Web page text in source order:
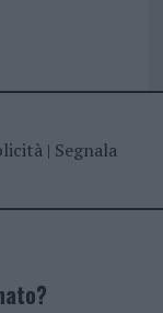
| Segnala